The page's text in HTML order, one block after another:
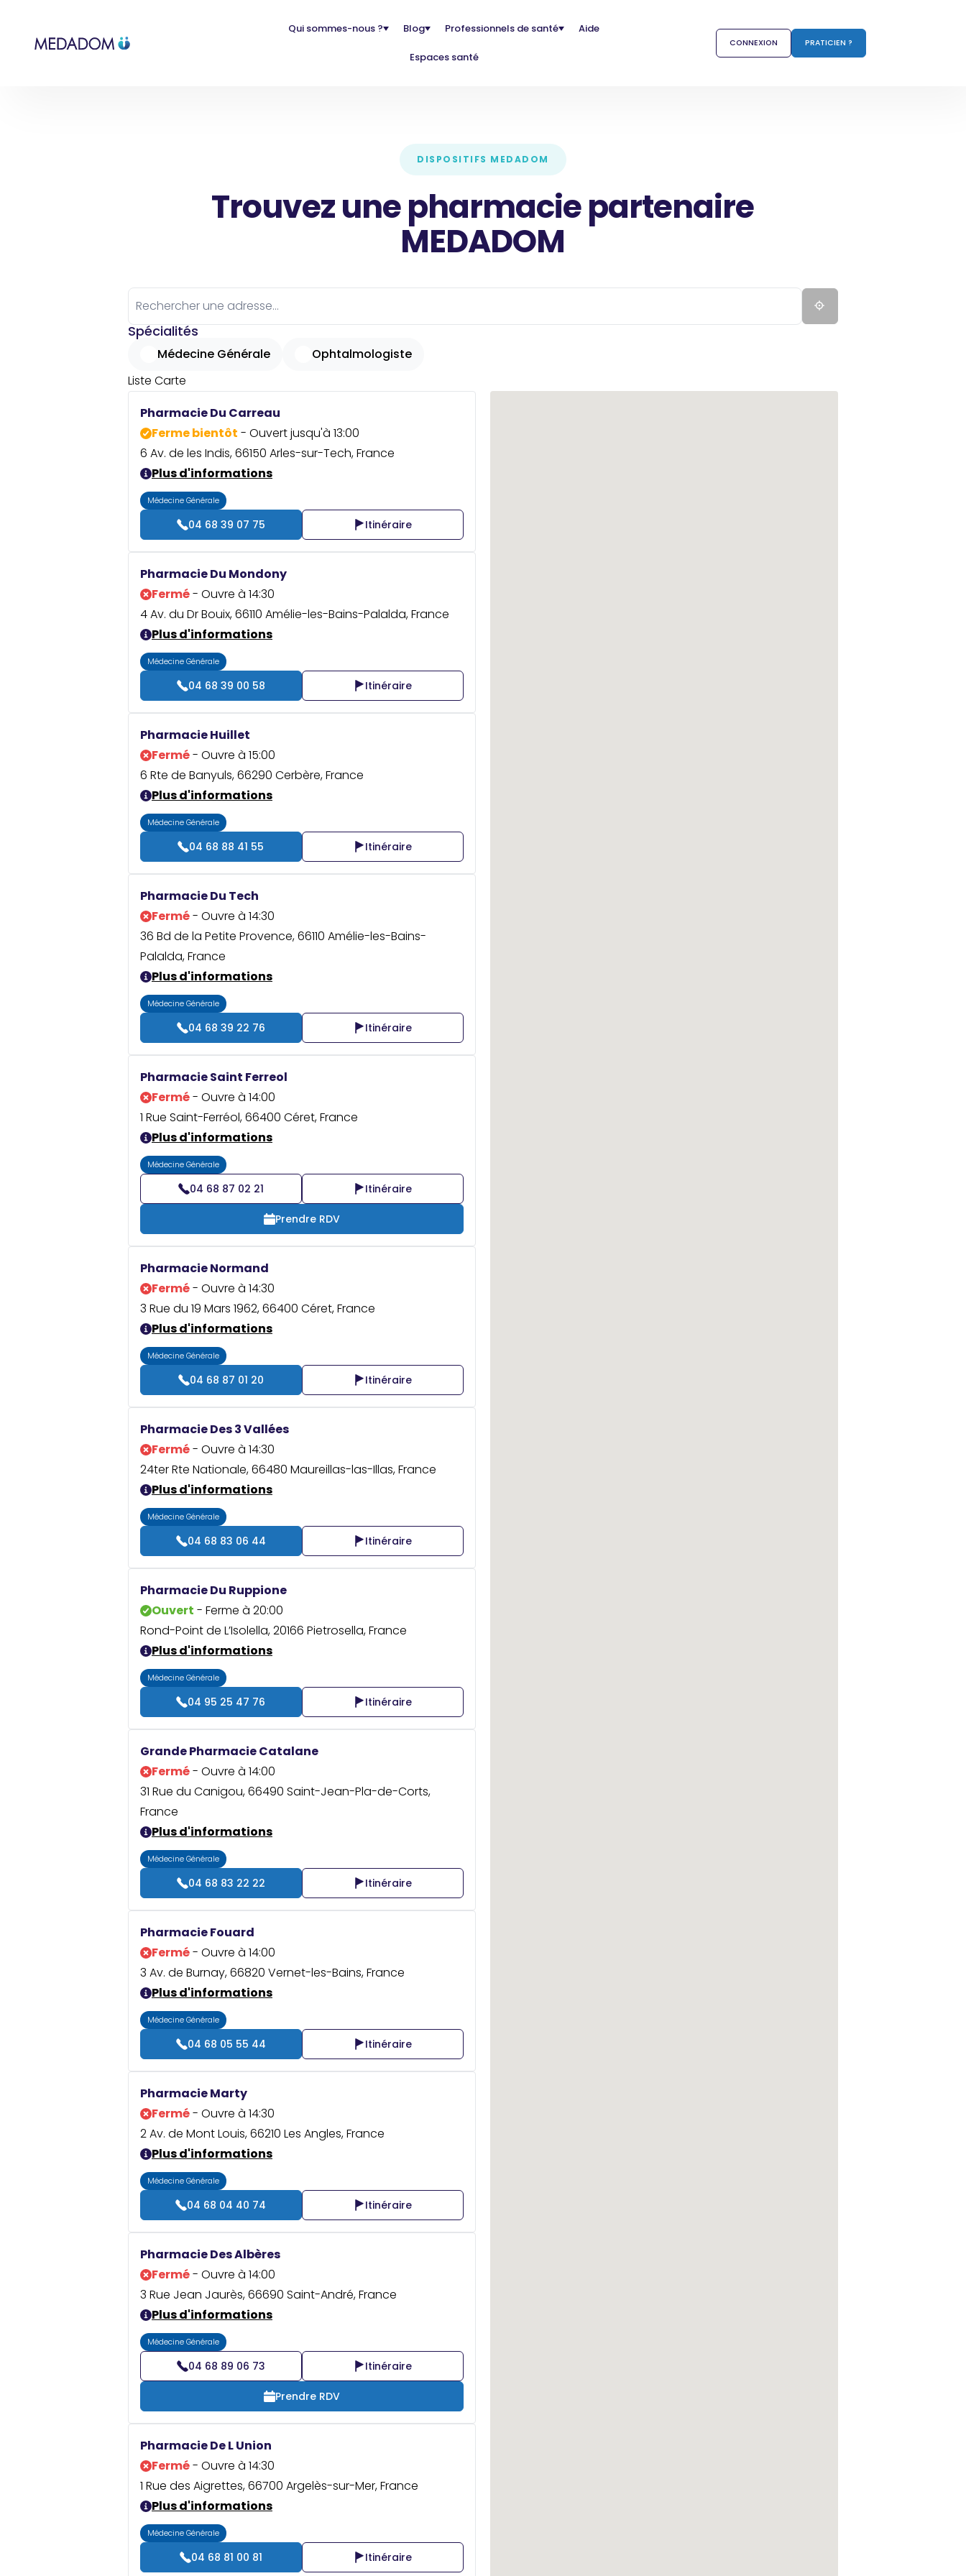
Qui sommes-nous ? Blog Professionnels de santé Aide
Espaces santé
CONNEXION PRATICIEN ?
DISPOSITIFS MEDADOM
Trouvez une pharmacie partenaire
MEDADOM
Spécialités
Médecine Générale
Ophtalmologiste
Liste Carte
Pharmacie Du Carreau
Ferme bientôt - Ouvert jusqu'à 13:00
6 Av. de les Indis, 66150 Arles-sur-Tech, France
Plus d'informations
Médecine Générale
04 68 39 07 75 Itinéraire
Pharmacie Du Mondony
Fermé- Ouvre à 14:30
4 Av. du Dr Bouix, 66110 Amélie-les-Bains-Palalda, France
Plus d'informations
Médecine Générale
04 68 39 00 58 Itinéraire
Pharmacie Huillet
Fermé- Ouvre à 15:00
6 Rte de Banyuls, 66290 Cerbère, France
Plus d'informations
Médecine Générale
04 68 88 41 55 Itinéraire
Pharmacie Du Tech
Fermé- Ouvre à 14:30
36 Bd de la Petite Provence, 66110 Amélie-les-Bains-
Palalda, France
Plus d'informations
Médecine Générale
04 68 39 22 76 Itinéraire
Pharmacie Saint Ferreol
Fermé- Ouvre à 14:00
1 Rue Saint-Ferréol, 66400 Céret, France
Plus d'informations
Médecine Générale
04 68 87 02 21 Itinéraire
Prendre RDV
Pharmacie Normand
Fermé- Ouvre à 14:30
3 Rue du 19 Mars 1962, 66400 Céret, France
Plus d'informations
Médecine Générale
04 68 87 01 20 Itinéraire
Pharmacie Des 3 Vallées
Fermé- Ouvre à 14:30
24ter Rte Nationale, 66480 Maureillas-las-Illas, France
Plus d'informations
Médecine Générale
04 68 83 06 44 Itinéraire
Pharmacie Du Ruppione
Ouvert - Ferme à 20:00
Rond-Point de L’Isolella, 20166 Pietrosella, France
Plus d'informations
Médecine Générale
04 95 25 47 76 Itinéraire
Grande Pharmacie Catalane
Fermé- Ouvre à 14:00
31 Rue du Canigou, 66490 Saint-Jean-Pla-de-Corts,
France
Plus d'informations
Médecine Générale
04 68 83 22 22 Itinéraire
Pharmacie Fouard
Fermé- Ouvre à 14:00
3 Av. de Burnay, 66820 Vernet-les-Bains, France
Plus d'informations
Médecine Générale
04 68 05 55 44 Itinéraire
Pharmacie Marty
Fermé- Ouvre à 14:30
2 Av. de Mont Louis, 66210 Les Angles, France
Plus d'informations
Médecine Générale
04 68 04 40 74 Itinéraire
Pharmacie Des Albères
Fermé- Ouvre à 14:00
3 Rue Jean Jaurès, 66690 Saint-André, France
Plus d'informations
Médecine Générale
04 68 89 06 73 Itinéraire
Prendre RDV
Pharmacie De L Union
Fermé- Ouvre à 14:30
1 Rue des Aigrettes, 66700 Argelès-sur-Mer, France
Plus d'informations
Médecine Générale
04 68 81 00 81 Itinéraire